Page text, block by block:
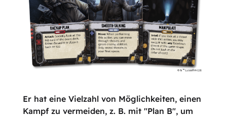
Er hat eine Vielzahl von Möglichkeiten, einen
Kampf zu vermeiden, z. B. mit "Plan B", um